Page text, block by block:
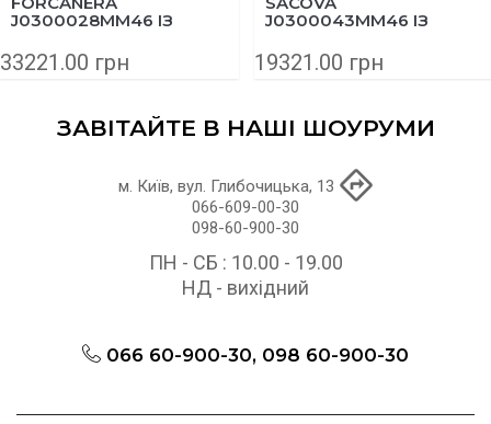
J0300028MM46 ІЗ
СМ
33221.00 грн
J0300043MM46 ІЗ
140Х89 СМ
19321.00 грн
ЗАВІТАЙТЕ В НАШІ ШОУРУМИ
м. Київ, вул. Глибочицька, 13
066-609-00-30
098-60-900-30
ПН - СБ : 10.00 - 19.00
НД - вихідний
066 60-900-30, 098 60-900-30